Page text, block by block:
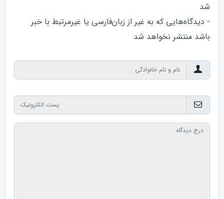
شد
- دیدگاه‌هایی که به غیر از زبان‌فارسی یا غیرمرتبط با خبر
باشد منتشر نخواهد‌ شد